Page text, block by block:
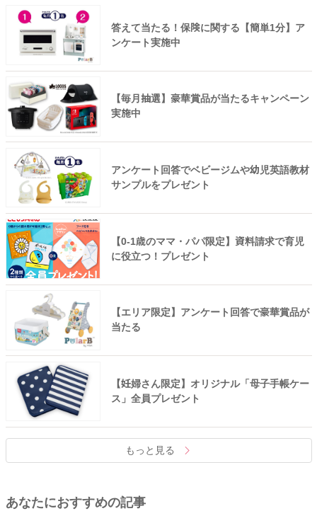
答えて当たる！保険に関する【簡単1分】ア
ンケート実施中
【毎月抽選】豪華賞品が当たるキャンペーン
実施中
アンケート回答でベビージムや幼児英語教材
サンプルをプレゼント
【0-1歳のママ・パパ限定】資料請求で育児
に役立つ！プレゼント
【エリア限定】アンケート回答で豪華賞品が
当たる
【妊婦さん限定】オリジナル「母子手帳ケー
ス」全員プレゼント
もっと見る
あなたにおすすめの記事